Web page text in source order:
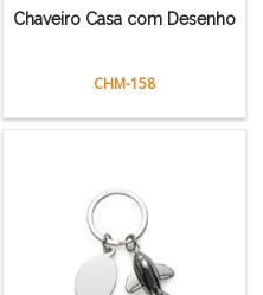
Chaveiro Casa com Desenho
CHM-158